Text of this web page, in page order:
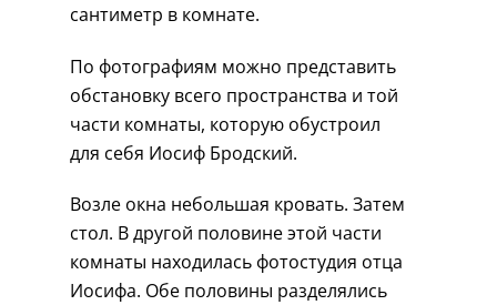
сантиметр в комнате.
По фотографиям можно представить
обстановку всего пространства и той
части комнаты, которую обустроил
для себя Иосиф Бродский.
Возле окна небольшая кровать. Затем
стол. В другой половине этой части
комнаты находилась фотостудия отца
Иосифа. Обе половины разделялись